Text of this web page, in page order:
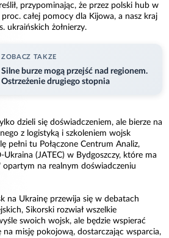
przypominając, że przez polski hub w
całej pomocy dla Kijowa, a nasz kraj
ukraińskich żołnierzy.
ZOBACZ TAKZE
Silne burze mogą przejść nad regionem.
Ostrzeżenie drugiego stopnia
dzieli się doświadczeniem, ale bierze na
z logistyką i szkoleniem wojsk
pełni tu Połączone Centrum Analiz,
(JATEC) w Bydgoszczy, które ma
na realnym doświadczeniu
na Ukrainę przewija się w debatach
Sikorski rozwiał wszelkie
swoich wojsk, ale będzie wspierać
na misję pokojową, dostarczając wsparcia,